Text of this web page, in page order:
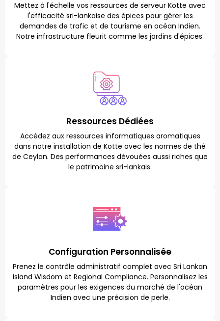
Mettez à l'échelle vos ressources de serveur Kotte avec
l'efficacité sri-lankaise des épices pour gérer les
demandes de trafic et de tourisme en océan Indien.
Notre infrastructure fleurit comme les jardins d'épices.
Ressources Dédiées
Accédez aux ressources informatiques aromatiques
dans notre installation de Kotte avec les normes de thé
de Ceylan. Des performances dévouées aussi riches que
le patrimoine sri-lankais.
Configuration Personnalisée
Prenez le contrôle administratif complet avec Sri Lankan
Island Wisdom et Regional Compliance. Personnalisez les
paramètres pour les exigences du marché de l'océan
Indien avec une précision de perle.